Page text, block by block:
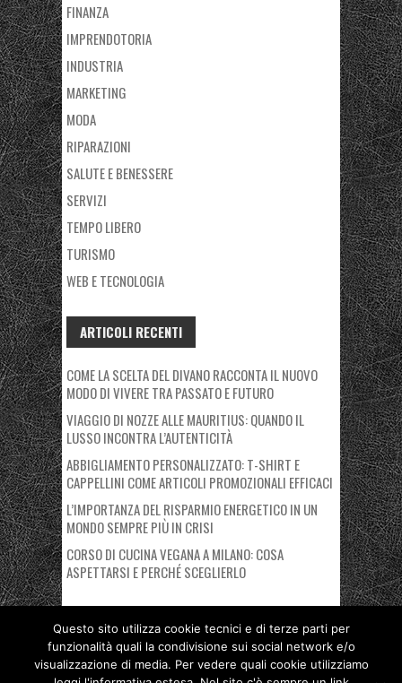
FINANZA
IMPRENDOTORIA
INDUSTRIA
MARKETING
MODA
RIPARAZIONI
SALUTE E BENESSERE
SERVIZI
TEMPO LIBERO
TURISMO
WEB E TECNOLOGIA
ARTICOLI RECENTI
COME LA SCELTA DEL DIVANO RACCONTA IL NUOVO
MODO DI VIVERE TRA PASSATO E FUTURO
VIAGGIO DI NOZZE ALLE MAURITIUS: QUANDO IL
LUSSO INCONTRA L’AUTENTICITÀ
ABBIGLIAMENTO PERSONALIZZATO: T-SHIRT E
CAPPELLINI COME ARTICOLI PROMOZIONALI EFFICACI
L’IMPORTANZA DEL RISPARMIO ENERGETICO IN UN
MONDO SEMPRE PIÙ IN CRISI
CORSO DI CUCINA VEGANA A MILANO: COSA
ASPETTARSI E PERCHÉ SCEGLIERLO
Copyright © 2026 Nuovo Polo Fiera Milano. Proudly powered by
Deegita.
Questo sito utilizza cookie tecnici e di terze parti per
funzionalità quali la condivisione sui social network e/o
visualizzazione di media. Per vedere quali cookie utilizziamo